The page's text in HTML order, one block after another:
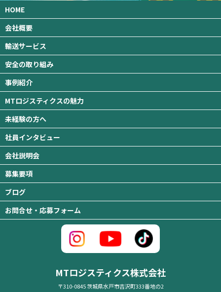
HOME
会社概要
輸送サービス
安全の取り組み
事例紹介
MTロジスティクスの魅力
未経験の方へ
社員インタビュー
会社説明会
募集要項
ブログ
お問合せ・応募フォーム
MTロジスティクス株式会社
〒310-0845 茨城県水戸市吉沢町333番地の2